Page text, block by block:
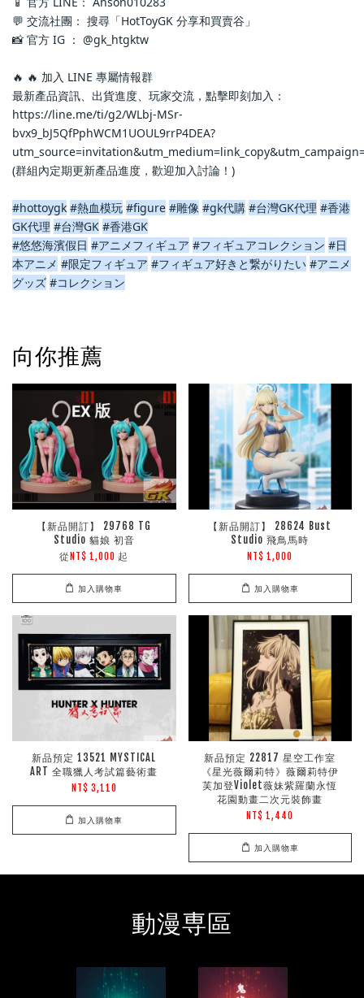
💬 交流社團： 搜尋「HotToyGK 分享和買賣谷」
📸 官方 IG ： @gk_htgktw
🔥 🔥 加入 LINE 專屬情報群
最新產品資訊、出貨進度、玩家交流，點擊即刻加入：
https://line.me/ti/g2/WLbj-MSr-
bvx9_bJ5QfPphWCM1UOUL9rrP4DEA?
(群組內定期更新產品進度，歡迎加入討論！)
#hottoygk #熱血模玩 #figure #雕像 #gk代購 #台灣GK代理 #香港
GK代理 #台灣GK #香港GK
#悠悠海濱假日 #アニメフィギュア #フィギュアコレクション #日
本アニメ #限定フィギュア #フィギュア好きと繋がりたい #アニメ
グッズ #コレクション
向你推薦
【新品開訂】 29768 TG
Studio 貓娘 初音
從 NT$ 1,000 起
加入購物車
【新品開訂】 28624 Bust
Studio 飛鳥馬時
NT$ 1,000
加入購物車
新品預定 13521 MYSTICAL
ART 全職獵人考試篇藝術畫
NT$ 3,110
加入購物車
新品預定 22817 星空工作室
《星光薇爾莉特》薇爾莉特伊
芙加登Violet薇妹紫羅蘭永恆
花園動畫二次元裝飾畫
NT$ 1,440
加入購物車
動漫専區